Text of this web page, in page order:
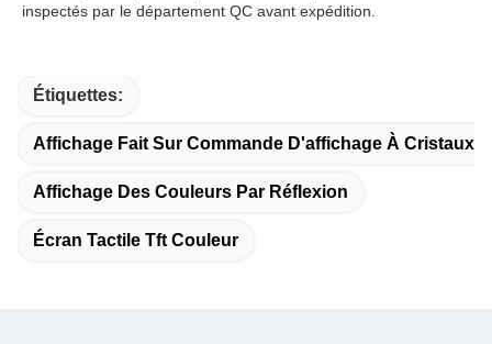
inspectés par le département QC avant expédition.
Étiquettes:
Affichage Fait Sur Commande D'affichage À Cristaux
Affichage Des Couleurs Par Réflexion
Écran Tactile Tft Couleur